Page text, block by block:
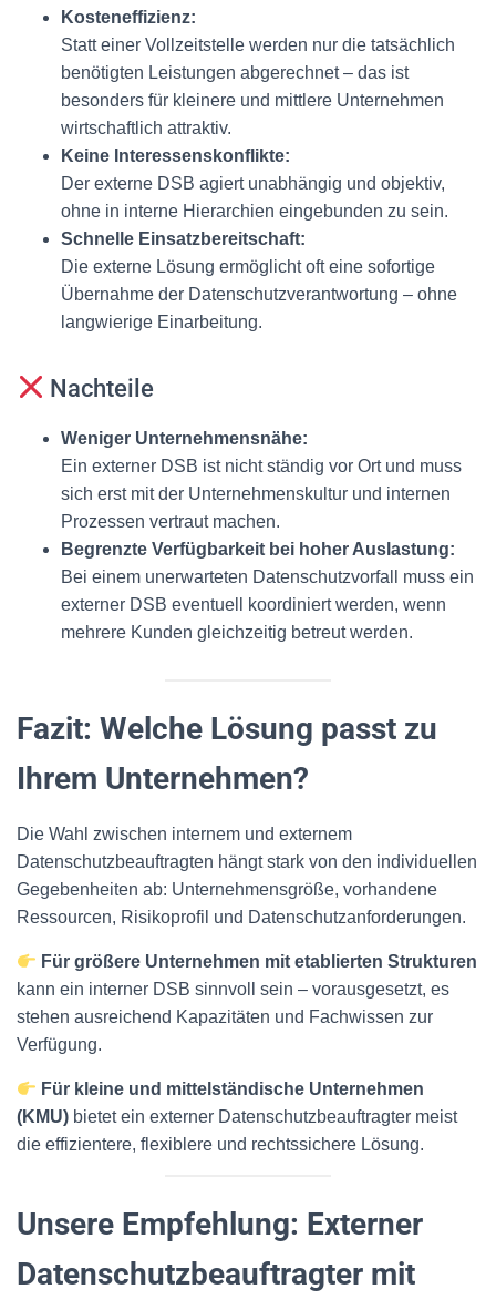
Kosteneffizienz:
Statt einer Vollzeitstelle werden nur die tatsächlich
benötigten Leistungen abgerechnet – das ist
besonders für kleinere und mittlere Unternehmen
wirtschaftlich attraktiv.
Keine Interessenskonflikte:
Der externe DSB agiert unabhängig und objektiv,
ohne in interne Hierarchien eingebunden zu sein.
Schnelle Einsatzbereitschaft:
Die externe Lösung ermöglicht oft eine sofortige
Übernahme der Datenschutzverantwortung – ohne
langwierige Einarbeitung.
Nachteile
Weniger Unternehmensnähe:
Ein externer DSB ist nicht ständig vor Ort und muss
sich erst mit der Unternehmenskultur und internen
Prozessen vertraut machen.
Begrenzte Verfügbarkeit bei hoher Auslastung:
Bei einem unerwarteten Datenschutzvorfall muss ein
externer DSB eventuell koordiniert werden, wenn
mehrere Kunden gleichzeitig betreut werden.
Fazit: Welche Lösung passt zu
Ihrem Unternehmen?
Die Wahl zwischen internem und externem
Datenschutzbeauftragten hängt stark von den individuellen
Gegebenheiten ab: Unternehmensgröße, vorhandene
Ressourcen, Risikoprofil und Datenschutzanforderungen.
Für größere Unternehmen mit etablierten Strukturen
kann ein interner DSB sinnvoll sein – vorausgesetzt, es
stehen ausreichend Kapazitäten und Fachwissen zur
Verfügung.
Für kleine und mittelständische Unternehmen
(KMU) bietet ein externer Datenschutzbeauftragter meist
die effizientere, flexiblere und rechtssichere Lösung.
Unsere Empfehlung: Externer
Datenschutzbeauftragter mit